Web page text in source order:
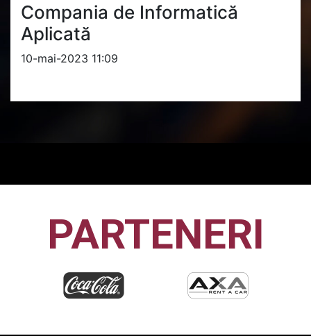
Compania de Informatică
Aplicată
10-mai-2023 11:09
PARTENERI